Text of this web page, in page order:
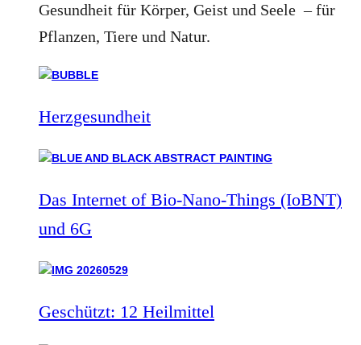
Gesundheit für Körper, Geist und Seele – für
Pflanzen, Tiere und Natur.
Herzgesundheit
Das Internet of Bio-Nano-Things (IoBNT)
und 6G
Geschützt: 12 Heilmittel